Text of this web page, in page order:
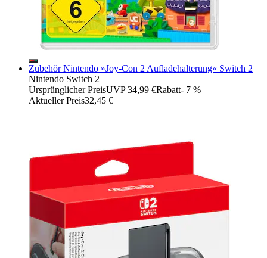
Zubehör Nintendo »Joy-Con 2 Aufladehalterung« Switch 2
Nintendo Switch 2
Ursprünglicher PreisUVP 34,99 €Rabatt- 7 %
Aktueller Preis32,45 €